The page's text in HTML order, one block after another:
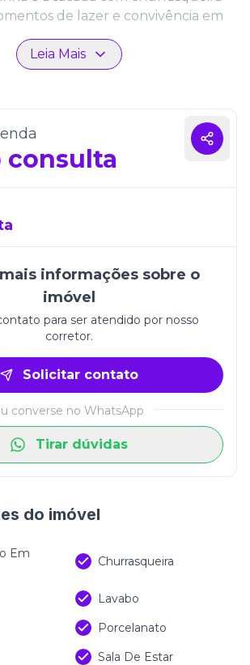
de lazer e convivência em
e funcional.
conta com duas vagas de
mais valorizadas de Itapema, o
Lobos é a escolha perfeita para
com qualidade e estilo próximo
Leia Mais
consulta
informações sobre o
imóvel
para ser atendido por nosso
corretor.
Solicitar contato
converse no WhatsApp
Tirar dúvidas
do imóvel
Em
Churrasqueira
Lavabo
Porcelanato
Sala De Estar